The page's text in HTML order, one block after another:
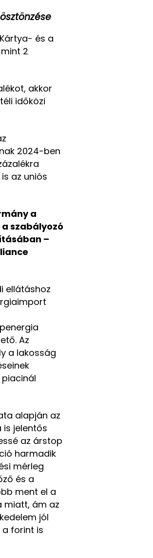
és a
2
akkor
időközi
2024-ben
az uniós
a
szabályozó
–
ellátáshoz
Az
a lakosság
alapján az
jelentős
az árstop
harmadik
mérleg
és a
ment el a
miatt, ám az
jól
a forint is